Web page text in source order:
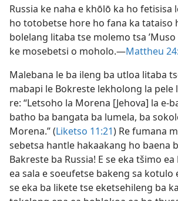
Russia ke naha e khōlō ka ho fetisisa
ho totobetse hore ho fana ka tataiso
bolelang litaba tse molemo tsa
ke mosebetsi o moholo.—Mattheu
Malebana le ba ileng ba utloa litaba
mabapi le Bokreste lekholong la pele
re: “Letsoho la Morena [Jehova] la e-
batho ba bangata ba lumela, ba
Morena.” (Liketso 11:21) Re fumana
sebetsa hantle hakaakang ho baena
Bakreste ba Russia! E se eka tšimo ea
ea sala e soeufetse bakeng sa kotulo
se eka ba likete tse eketsehileng ba